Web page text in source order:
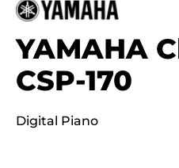
YAMAHA
CSP-170
Digital Piano